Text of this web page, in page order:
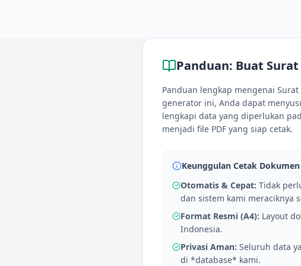
Panduan: Buat
Panduan lengkap mengenai
generator ini, Anda dapat
lengkapi data yang diperlukan
menjadi file PDF yang siap cetak.
Keunggulan Cetak
Otomatis & Cepat: Tidak
dan sistem kami meraciknya
Format Resmi (A4): Layout
Indonesia.
Privasi Aman: Seluruh data
di *database* kami.